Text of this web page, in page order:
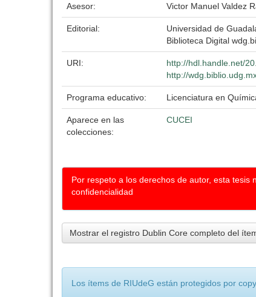
Asesor: Victor Manuel Valdez
Editorial:
Universidad de
Biblioteca Digital
URI:
http://hdl.handle.net/
http://
Programa educativo: Licenciatura en
Aparece en las
colecciones:
CUCEI
Por respeto a los derechos de autor, esta
confidencialidad
Mostrar el registro Dublin Core completo del
Los ítems de RIUdeG están protegidos por